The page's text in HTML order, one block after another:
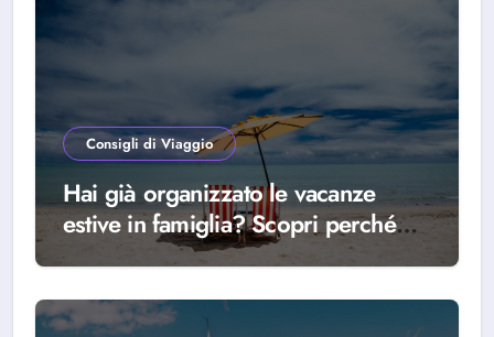
Consigli di Viaggio
Hai già organizzato le vacanze
estive in famiglia? Scopri perché
scegliere Alba Adriatica